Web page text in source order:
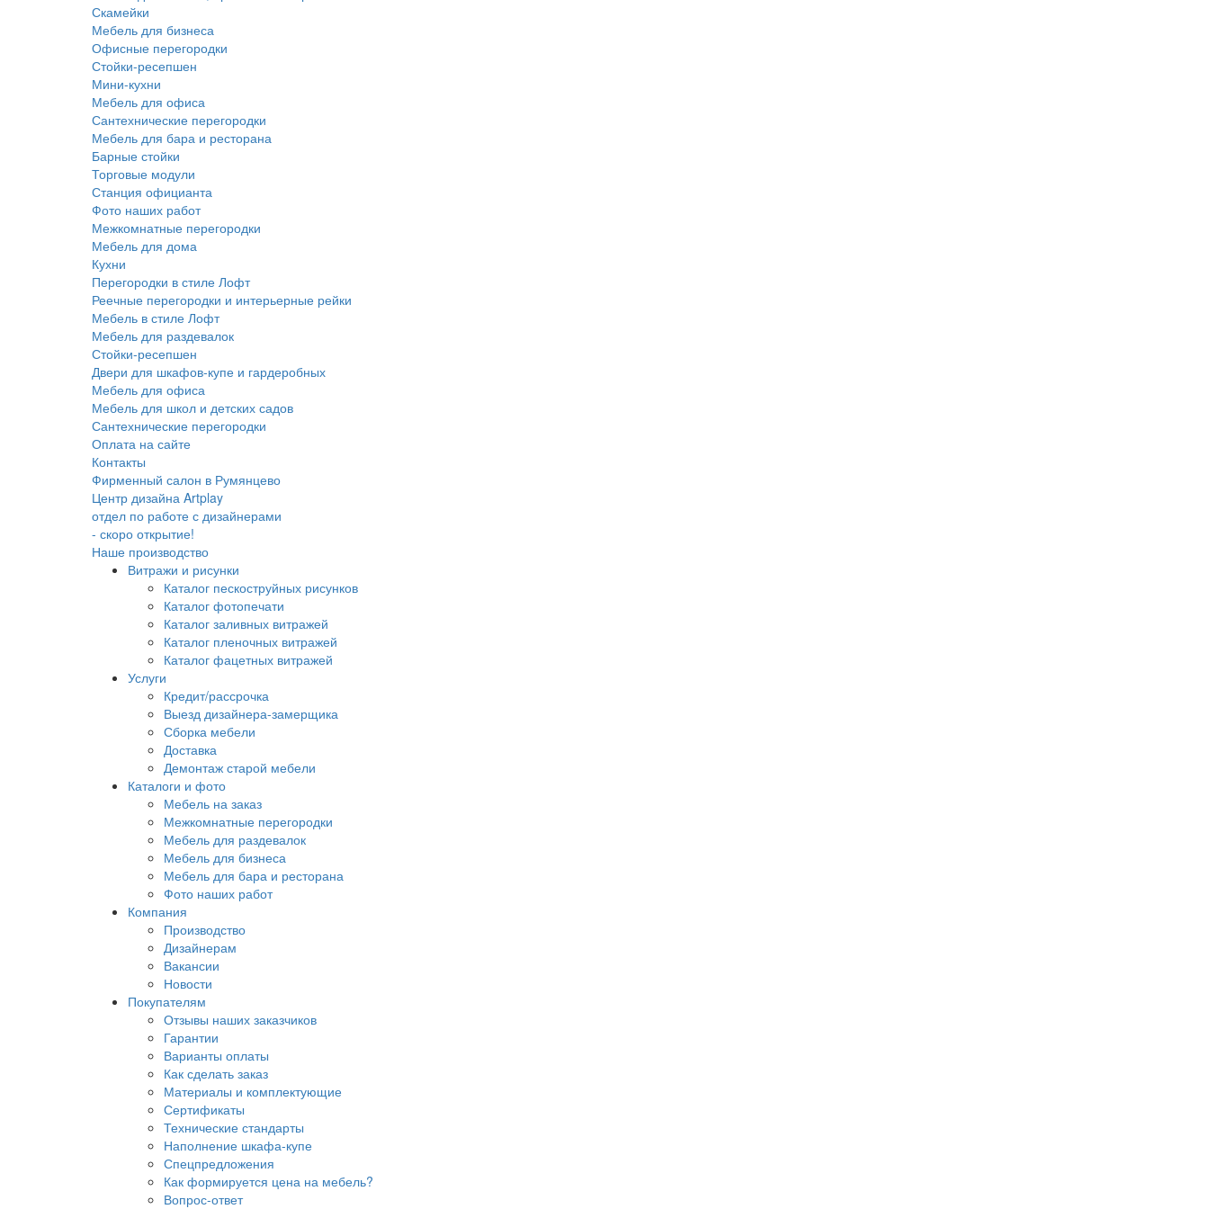
Скамейки
Мебель для бизнеса
Офисные перегородки
Стойки-ресепшен
Мини-кухни
Мебель для офиса
Сантехнические перегородки
Мебель для бара и ресторана
Барные стойки
Торговые модули
Станция официанта
Фото наших работ
Межкомнатные перегородки
Мебель для дома
Кухни
Перегородки в стиле Лофт
Реечные перегородки и интерьерные рейки
Мебель в стиле Лофт
Мебель для раздевалок
Стойки-ресепшен
Двери для шкафов-купе и гардеробных
Мебель для офиса
Мебель для школ и детских садов
Сантехнические перегородки
Оплата на сайте
Контакты
Фирменный салон в Румянцево
Центр дизайна Artplay
отдел по работе с дизайнерами
- скоро открытие!
Наше производство
Витражи и рисунки
Каталог пескоструйных рисунков
Каталог фотопечати
Каталог заливных витражей
Каталог пленочных витражей
Каталог фацетных витражей
Услуги
Кредит/рассрочка
Выезд дизайнера-замерщика
Сборка мебели
Доставка
Демонтаж старой мебели
Каталоги и фото
Мебель на заказ
Межкомнатные перегородки
Мебель для раздевалок
Мебель для бизнеса
Мебель для бара и ресторана
Фото наших работ
Компания
Производство
Дизайнерам
Вакансии
Новости
Покупателям
Отзывы наших заказчиков
Гарантии
Варианты оплаты
Как сделать заказ
Материалы и комплектующие
Сертификаты
Технические стандарты
Наполнение шкафа-купе
Спецпредложения
Как формируется цена на мебель?
Вопрос-ответ